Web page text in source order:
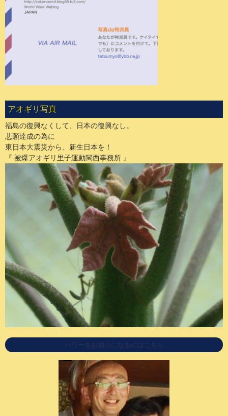
アオギリ写真
福島の復興なくして、日本の復興なし。
悲願達成の為に
東日本大震災から、新生日本を！
『 被爆アオギリ里子運動関西事務所 』
パワーをお知りになるにはこちら